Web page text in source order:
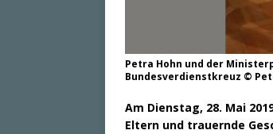
Petra Hohn und der
Bundesverdienstkreuz ©
Am Dienstag, 28. Mai
Eltern und trauernde